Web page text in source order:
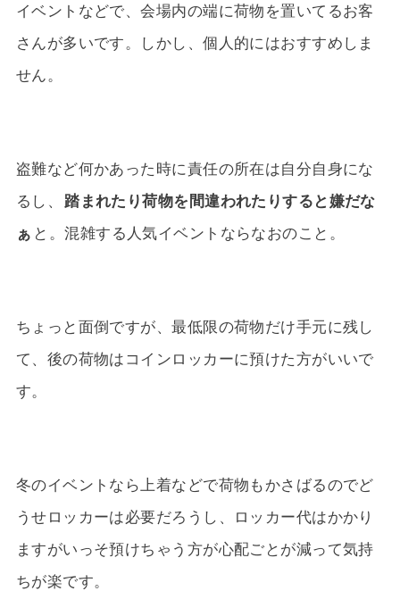
イベントなどで、会場内の端に荷物を置いてるお客
さんが多いです。しかし、個人的にはおすすめしま
せん。
盗難など何かあった時に責任の所在は自分自身にな
るし、
踏まれたり荷物を間違われたりすると嫌だな
ぁ と。混雑する人気イベントならなおのこと。
ちょっと面倒ですが、最低限の荷物だけ手元に残し
て、後の荷物はコインロッカーに預けた方がいいで
す。
冬のイベントなら上着などで荷物もかさばるのでど
うせロッカーは必要だろうし、ロッカー代はかかり
ますがいっそ預けちゃう方が心配ごとが減って気持
ちが楽です。